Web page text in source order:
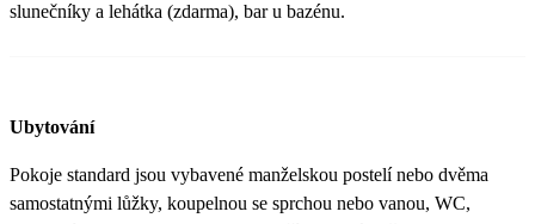
slunečníky a lehátka (zdarma), bar u bazénu.
Ubytování
Pokoje standard jsou vybavené manželskou postelí nebo dvěma
samostatnými lůžky, koupelnou se sprchou nebo vanou, WC,